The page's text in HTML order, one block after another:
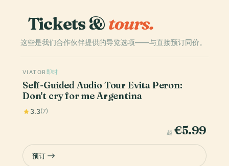
Tickets &tours.
这些是我们合作伙伴提供的导览选项——与直接预订同价。
VIATOR 即时
Self-Guided Audio Tour Evita Peron:
Don't cry for me Argentina
3.3(7)
起 €5.99
预订